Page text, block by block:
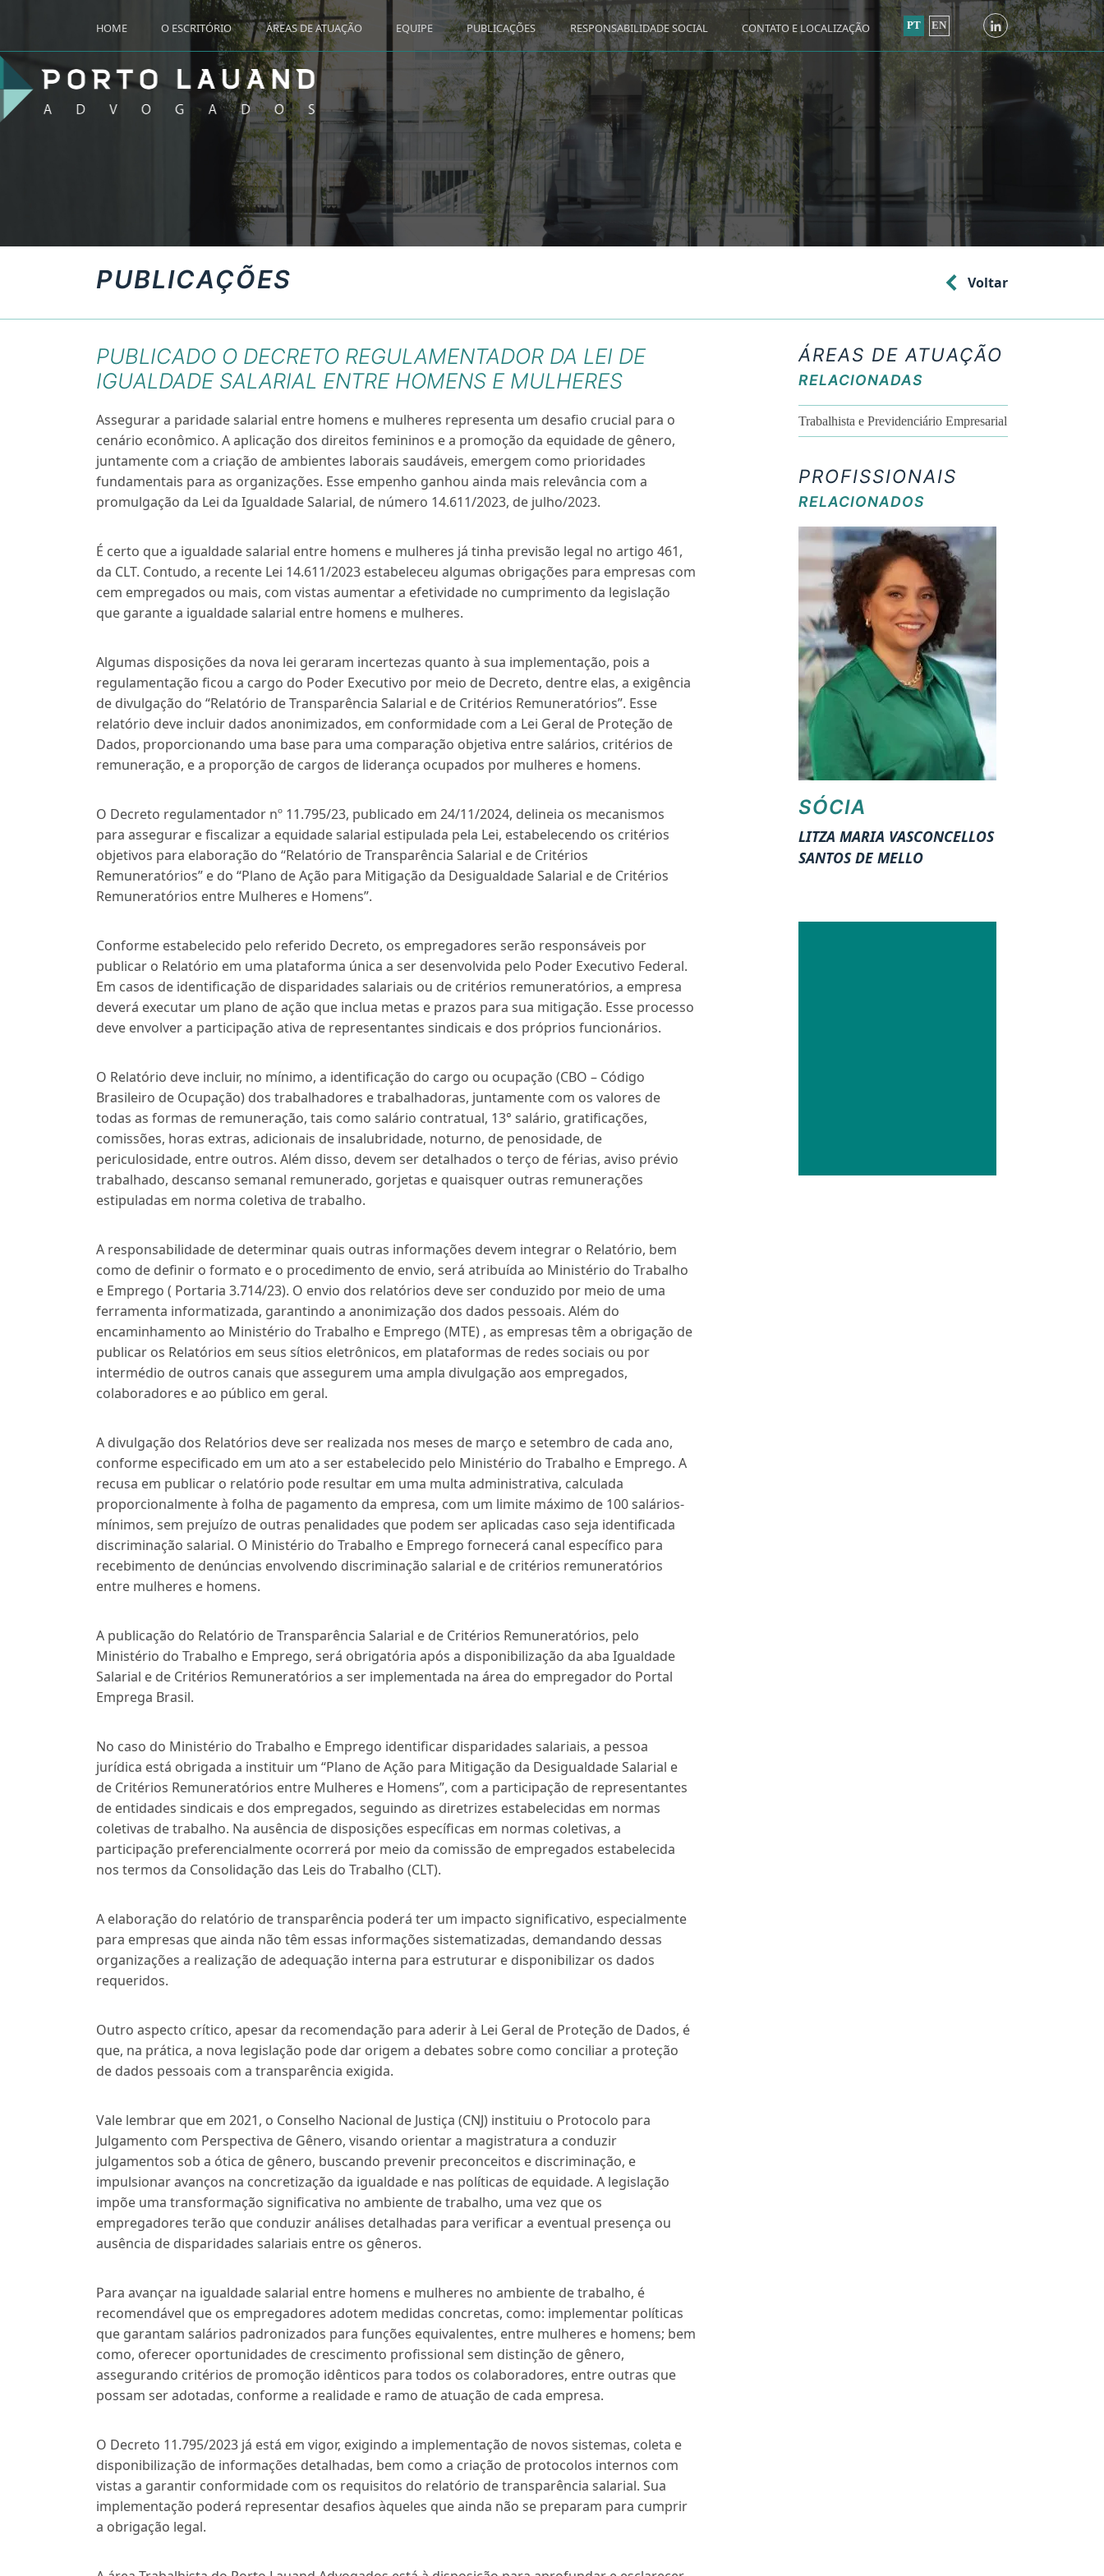
HOME O ESCRITÓRIO ÁREAS DE ATUAÇÃO EQUIPE PUBLICAÇÕES RESPONSABILIDADE SOCIAL CONTATO E LOCALIZAÇÃO PT EN
PUBLICAÇÕES Voltar
PUBLICADO O DECRETO REGULAMENTADOR DA LEI DE
IGUALDADE SALARIAL ENTRE HOMENS E MULHERES
Assegurar a paridade salarial entre homens e mulheres representa um desafio crucial para o
cenário econômico. A aplicação dos direitos femininos e a promoção da equidade de gênero,
juntamente com a criação de ambientes laborais saudáveis, emergem como prioridades
fundamentais para as organizações. Esse empenho ganhou ainda mais relevância com a
promulgação da Lei da Igualdade Salarial, de número 14.611/2023, de julho/2023.
É certo que a igualdade salarial entre homens e mulheres já tinha previsão legal no artigo 461,
da CLT. Contudo, a recente Lei 14.611/2023 estabeleceu algumas obrigações para empresas com
cem empregados ou mais, com vistas aumentar a efetividade no cumprimento da legislação
que garante a igualdade salarial entre homens e mulheres.
Algumas disposições da nova lei geraram incertezas quanto à sua implementação, pois a
regulamentação ficou a cargo do Poder Executivo por meio de Decreto, dentre elas, a exigência
de divulgação do “Relatório de Transparência Salarial e de Critérios Remuneratórios”. Esse
relatório deve incluir dados anonimizados, em conformidade com a Lei Geral de Proteção de
Dados, proporcionando uma base para uma comparação objetiva entre salários, critérios de
remuneração, e a proporção de cargos de liderança ocupados por mulheres e homens.
O Decreto regulamentador nº 11.795/23, publicado em 24/11/2024, delineia os mecanismos
para assegurar e fiscalizar a equidade salarial estipulada pela Lei, estabelecendo os critérios
objetivos para elaboração do “Relatório de Transparência Salarial e de Critérios
Remuneratórios” e do “Plano de Ação para Mitigação da Desigualdade Salarial e de Critérios
Remuneratórios entre Mulheres e Homens”.
Conforme estabelecido pelo referido Decreto, os empregadores serão responsáveis por
publicar o Relatório em uma plataforma única a ser desenvolvida pelo Poder Executivo Federal.
Em casos de identificação de disparidades salariais ou de critérios remuneratórios, a empresa
deverá executar um plano de ação que inclua metas e prazos para sua mitigação. Esse processo
deve envolver a participação ativa de representantes sindicais e dos próprios funcionários.
O Relatório deve incluir, no mínimo, a identificação do cargo ou ocupação (CBO – Código
Brasileiro de Ocupação) dos trabalhadores e trabalhadoras, juntamente com os valores de
todas as formas de remuneração, tais como salário contratual, 13° salário, gratificações,
comissões, horas extras, adicionais de insalubridade, noturno, de penosidade, de
periculosidade, entre outros. Além disso, devem ser detalhados o terço de férias, aviso prévio
trabalhado, descanso semanal remunerado, gorjetas e quaisquer outras remunerações
estipuladas em norma coletiva de trabalho.
A responsabilidade de determinar quais outras informações devem integrar o Relatório, bem
como de definir o formato e o procedimento de envio, será atribuída ao Ministério do Trabalho
e Emprego ( Portaria 3.714/23). O envio dos relatórios deve ser conduzido por meio de uma
ferramenta informatizada, garantindo a anonimização dos dados pessoais. Além do
encaminhamento ao Ministério do Trabalho e Emprego (MTE) , as empresas têm a obrigação de
publicar os Relatórios em seus sítios eletrônicos, em plataformas de redes sociais ou por
intermédio de outros canais que assegurem uma ampla divulgação aos empregados,
colaboradores e ao público em geral.
A divulgação dos Relatórios deve ser realizada nos meses de março e setembro de cada ano,
conforme especificado em um ato a ser estabelecido pelo Ministério do Trabalho e Emprego. A
recusa em publicar o relatório pode resultar em uma multa administrativa, calculada
proporcionalmente à folha de pagamento da empresa, com um limite máximo de 100 salários-
mínimos, sem prejuízo de outras penalidades que podem ser aplicadas caso seja identificada
discriminação salarial. O Ministério do Trabalho e Emprego fornecerá canal específico para
recebimento de denúncias envolvendo discriminação salarial e de critérios remuneratórios
entre mulheres e homens.
A publicação do Relatório de Transparência Salarial e de Critérios Remuneratórios, pelo
Ministério do Trabalho e Emprego, será obrigatória após a disponibilização da aba Igualdade
Salarial e de Critérios Remuneratórios a ser implementada na área do empregador do Portal
Emprega Brasil.
No caso do Ministério do Trabalho e Emprego identificar disparidades salariais, a pessoa
jurídica está obrigada a instituir um “Plano de Ação para Mitigação da Desigualdade Salarial e
de Critérios Remuneratórios entre Mulheres e Homens”, com a participação de representantes
de entidades sindicais e dos empregados, seguindo as diretrizes estabelecidas em normas
coletivas de trabalho. Na ausência de disposições específicas em normas coletivas, a
participação preferencialmente ocorrerá por meio da comissão de empregados estabelecida
nos termos da Consolidação das Leis do Trabalho (CLT).
A elaboração do relatório de transparência poderá ter um impacto significativo, especialmente
para empresas que ainda não têm essas informações sistematizadas, demandando dessas
organizações a realização de adequação interna para estruturar e disponibilizar os dados
requeridos.
Outro aspecto crítico, apesar da recomendação para aderir à Lei Geral de Proteção de Dados, é
que, na prática, a nova legislação pode dar origem a debates sobre como conciliar a proteção
de dados pessoais com a transparência exigida.
Vale lembrar que em 2021, o Conselho Nacional de Justiça (CNJ) instituiu o Protocolo para
Julgamento com Perspectiva de Gênero, visando orientar a magistratura a conduzir
julgamentos sob a ótica de gênero, buscando prevenir preconceitos e discriminação, e
impulsionar avanços na concretização da igualdade e nas políticas de equidade. A legislação
impõe uma transformação significativa no ambiente de trabalho, uma vez que os
empregadores terão que conduzir análises detalhadas para verificar a eventual presença ou
ausência de disparidades salariais entre os gêneros.
Para avançar na igualdade salarial entre homens e mulheres no ambiente de trabalho, é
recomendável que os empregadores adotem medidas concretas, como: implementar políticas
que garantam salários padronizados para funções equivalentes, entre mulheres e homens; bem
como, oferecer oportunidades de crescimento profissional sem distinção de gênero,
assegurando critérios de promoção idênticos para todos os colaboradores, entre outras que
possam ser adotadas, conforme a realidade e ramo de atuação de cada empresa.
O Decreto 11.795/2023 já está em vigor, exigindo a implementação de novos sistemas, coleta e
disponibilização de informações detalhadas, bem como a criação de protocolos internos com
vistas a garantir conformidade com os requisitos do relatório de transparência salarial. Sua
implementação poderá representar desafios àqueles que ainda não se preparam para cumprir
a obrigação legal.
ÁREAS DE ATUAÇÃO
RELACIONADAS
Trabalhista e Previdenciário Empresarial
PROFISSIONAIS
RELACIONADOS
SÓCIA
LITZA MARIA VASCONCELLOS
SANTOS DE MELLO